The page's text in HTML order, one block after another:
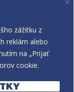
zážitku z
reklám alebo
na „Prijať
cookie.